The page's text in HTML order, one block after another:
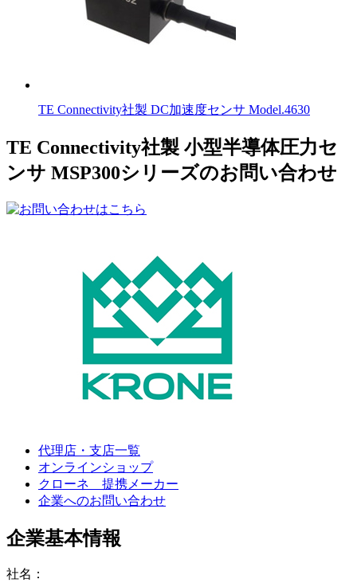
TE Connectivity社製 DC加速度センサ Model.4630
TE Connectivity社製 小型半導体圧力セ
ンサ MSP300シリーズのお問い合わせ
代理店・支店一覧
オンラインショップ
クローネ 提携メーカー
企業へのお問い合わせ
企業基本情報
社名：